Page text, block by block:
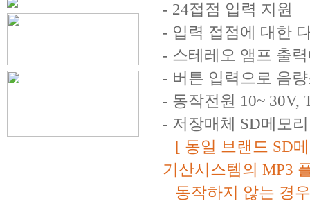
- 24접점 입력 지원
- 입력 접점에 대한
- 스테레오 앰프 출
- 버튼 입력으로 음
- 동작전원 10~ 30V,
- 저장매체 SD메모
[ 동일 브랜드 SD
기산시스템의 MP3
동작하지 않는 경